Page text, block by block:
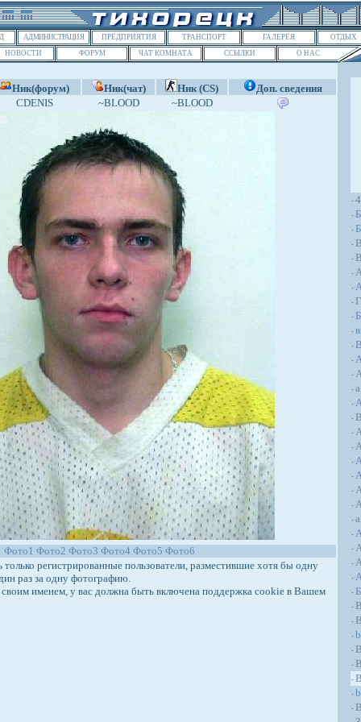
АДМИНИСТРАЦИЯ ПРЕДПРИЯТИЯ ТРАНСПОРТ ГАЛЕРЕЯ
ОТДЫХ
НОВОСТИ
ФОРУМ ЧАТ КОМНАТА ССЫЛКИ О НАС
Ник(форум) Ник(чат) Ник (CS)
Доп. сведения
CDENIS ~BLOOD ~BLOOD
Фото1 Фото2 Фото3 Фото4 Фото5 Фото6
регистрированные пользователи, разместившие хотя бы одну
раз за одну фотографию.
именем, у вас должна быть включена поддержка cookie в Вашем
-
-
-
-
-
-
-
-
-
-
-
-
-
-
-
-
-
-
-
-
-
-
-
-
-
-
-
-
-
-
-
-
-
-
-
-